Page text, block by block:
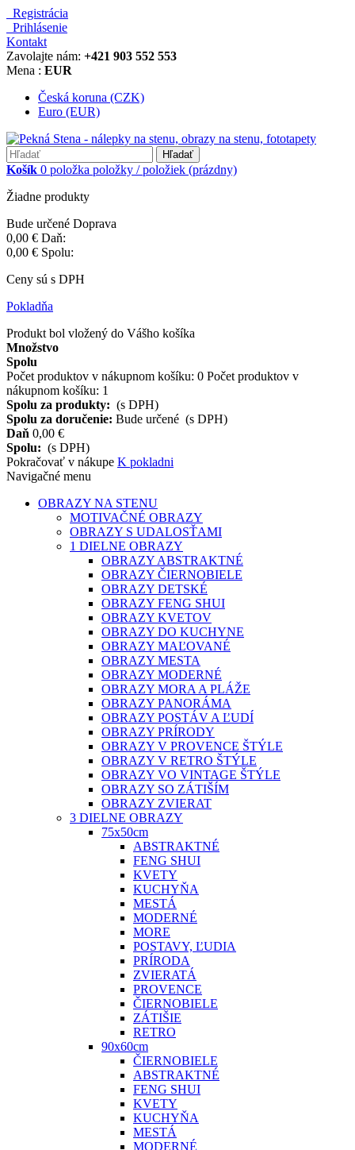
Registrácia
Prihlásenie
Kontakt
Zavolajte nám: +421 903 552 553
Mena : EUR
Česká koruna (CZK)
Euro (EUR)
Hľadať
Košík 0 položka položky / položiek (prázdny)
Žiadne produkty
Bude určené Doprava
0,00 € Daň:
0,00 € Spolu:
Ceny sú s DPH
Pokladňa
Produkt bol vložený do Vášho košíka
Množstvo
Spolu
Počet produktov v nákupnom košíku: 0 Počet produktov v
nákupnom košíku: 1
Spolu za produkty: (s DPH)
Spolu za doručenie: Bude určené (s DPH)
Daň 0,00 €
Spolu: (s DPH)
Pokračovať v nákupe K pokladni
Navigačné menu
OBRAZY NA STENU
MOTIVAČNÉ OBRAZY
OBRAZY S UDALOSŤAMI
1 DIELNE OBRAZY
OBRAZY ABSTRAKTNÉ
OBRAZY ČIERNOBIELE
OBRAZY DETSKÉ
OBRAZY FENG SHUI
OBRAZY KVETOV
OBRAZY DO KUCHYNE
OBRAZY MAĽOVANÉ
OBRAZY MESTA
OBRAZY MODERNÉ
OBRAZY MORA A PLÁŽE
OBRAZY PANORÁMA
OBRAZY POSTÁV A ĽUDÍ
OBRAZY PRÍRODY
OBRAZY V PROVENCE ŠTÝLE
OBRAZY V RETRO ŠTÝLE
OBRAZY VO VINTAGE ŠTÝLE
OBRAZY SO ZÁTIŠÍM
OBRAZY ZVIERAT
3 DIELNE OBRAZY
75x50cm
ABSTRAKTNÉ
FENG SHUI
KVETY
KUCHYŇA
MESTÁ
MODERNÉ
MORE
POSTAVY, ĽUDIA
PRÍRODA
ZVIERATÁ
PROVENCE
ČIERNOBIELE
ZÁTIŠIE
RETRO
90x60cm
ČIERNOBIELE
ABSTRAKTNÉ
FENG SHUI
KVETY
KUCHYŇA
MESTÁ
MODERNÉ